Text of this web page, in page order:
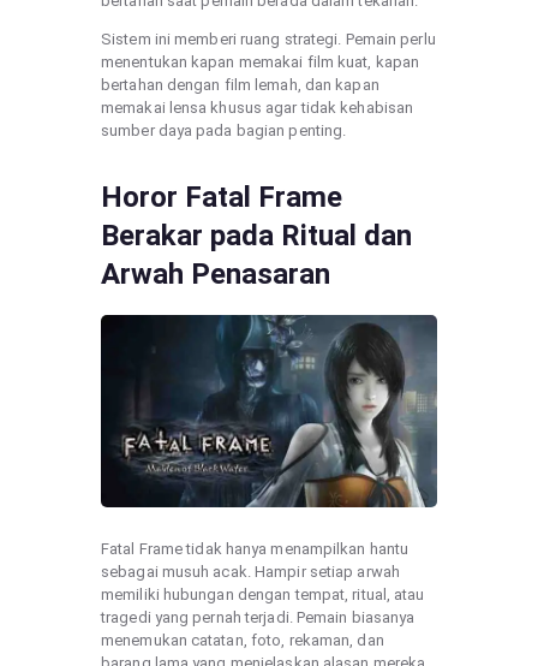
Sistem ini memberi ruang strategi. Pemain perlu
menentukan kapan memakai film kuat, kapan
bertahan dengan film lemah, dan kapan
memakai lensa khusus agar tidak kehabisan
sumber daya pada bagian penting.
Horor Fatal Frame
Berakar pada Ritual dan
Arwah Penasaran
Fatal Frame tidak hanya menampilkan hantu
sebagai musuh acak. Hampir setiap arwah
memiliki hubungan dengan tempat, ritual, atau
tragedi yang pernah terjadi. Pemain biasanya
menemukan catatan, foto, rekaman, dan